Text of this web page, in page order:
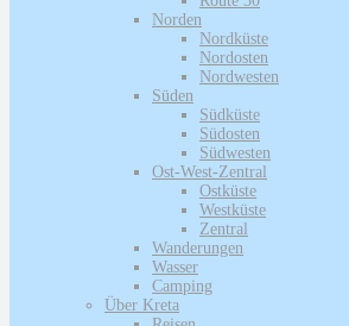
Norden
Nordküste
Nordosten
Nordwesten
Süden
Südküste
Südosten
Südwesten
Ost-West-Zentral
Ostküste
Westküste
Zentral
Wanderungen
Wasser
Camping
Über Kreta